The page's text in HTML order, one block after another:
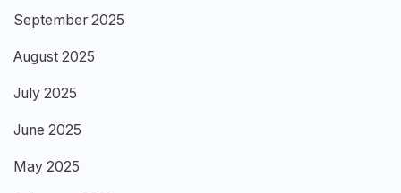
September 2025
August 2025
July 2025
June 2025
May 2025